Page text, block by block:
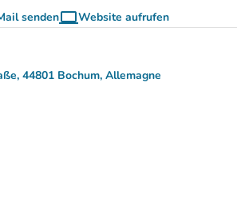
sendencomputerWebsite aufrufen
(new tab)
44801 Bochum, Allemagne
(in Google Maps öffnen)
(new tab)